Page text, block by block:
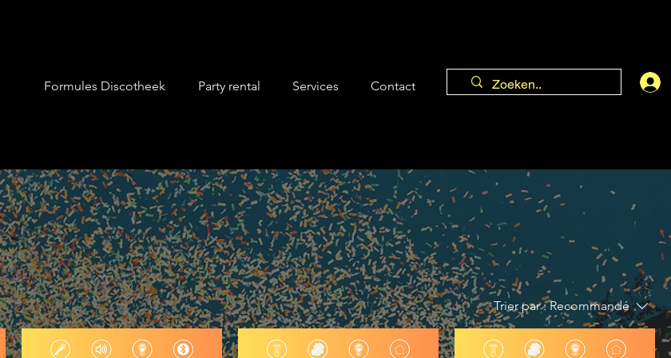
Formules Discotheek Party rental Services Contact
Trier par : Recommandé